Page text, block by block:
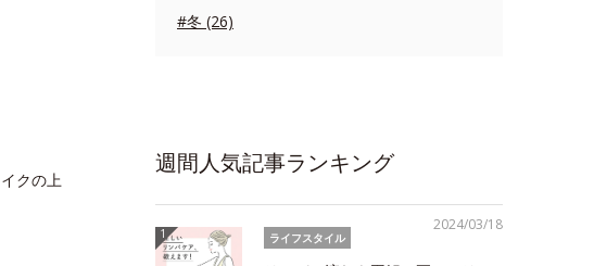
クの上
#冬 (26)
週間人気記事ランキング
2024/03/18
ライフスタイル